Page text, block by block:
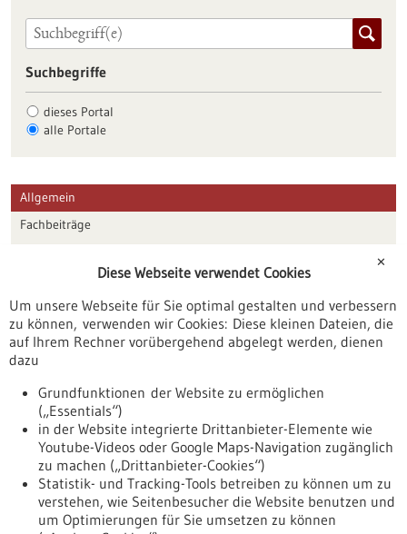
Suchbegriffe
dieses Portal
alle Portale
Allgemein
Fachbeiträge
Veranstaltungen
Erscheinungsdatum
Nach oben
✕
Diese Webseite verwendet Cookies
Um unsere Webseite für Sie optimal gestalten und verbessern
zu können, verwenden wir Cookies: Diese kleinen Dateien, die
auf Ihrem Rechner vorübergehend abgelegt werden, dienen
dazu
Grundfunktionen der Website zu ermöglichen
(„Essentials“)
in der Website integrierte Drittanbieter-Elemente wie
Youtube-Videos oder Google Maps-Navigation zugänglich
zu machen („Drittanbieter-Cookies“)
Statistik- und Tracking-Tools betreiben zu können um zu
verstehen, wie Seitenbesucher die Website benutzen und
um Optimierungen für Sie umsetzen zu können